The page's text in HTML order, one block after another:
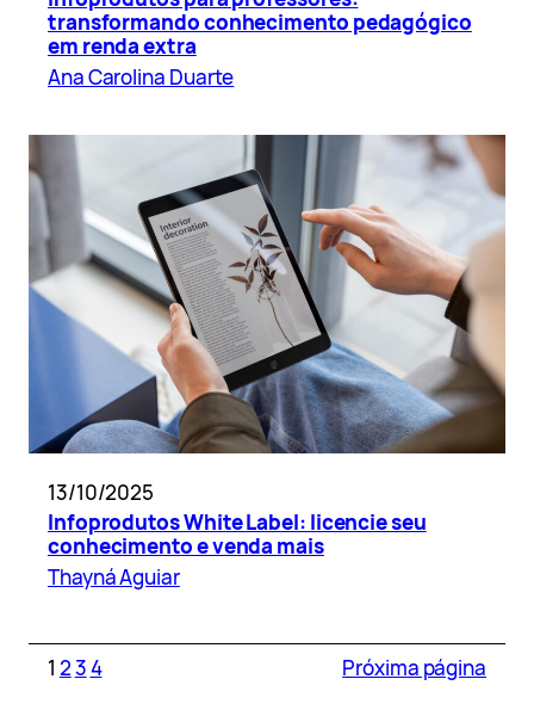
transformando conhecimento pedagógico
em renda extra
Ana Carolina Duarte
13/10/2025
Infoprodutos White Label: licencie seu
conhecimento e venda mais
Thayná Aguiar
1 234 Próxima página